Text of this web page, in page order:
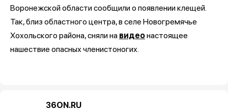
Воронежской области сообщили о появлении клещей.
Так, близ областного центра, в селе Новогремячье
Хохольского района, сняли на видеонастоящее
нашествие опасных членистоногих.
36ON.RU